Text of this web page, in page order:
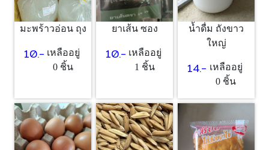
มะพร้าวอ่อน ถุง
10.- เหลืออยู่
0 ชิ้น
ยาเส้น ซอง
10.- เหลืออยู่
1 ชิ้น
น้ำดื่ม ถังขาว
ใหญ่
14.- เหลืออยู่
0 ชิ้น